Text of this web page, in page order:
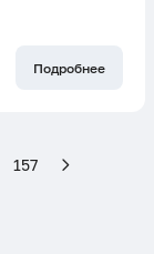
Подробнее
157